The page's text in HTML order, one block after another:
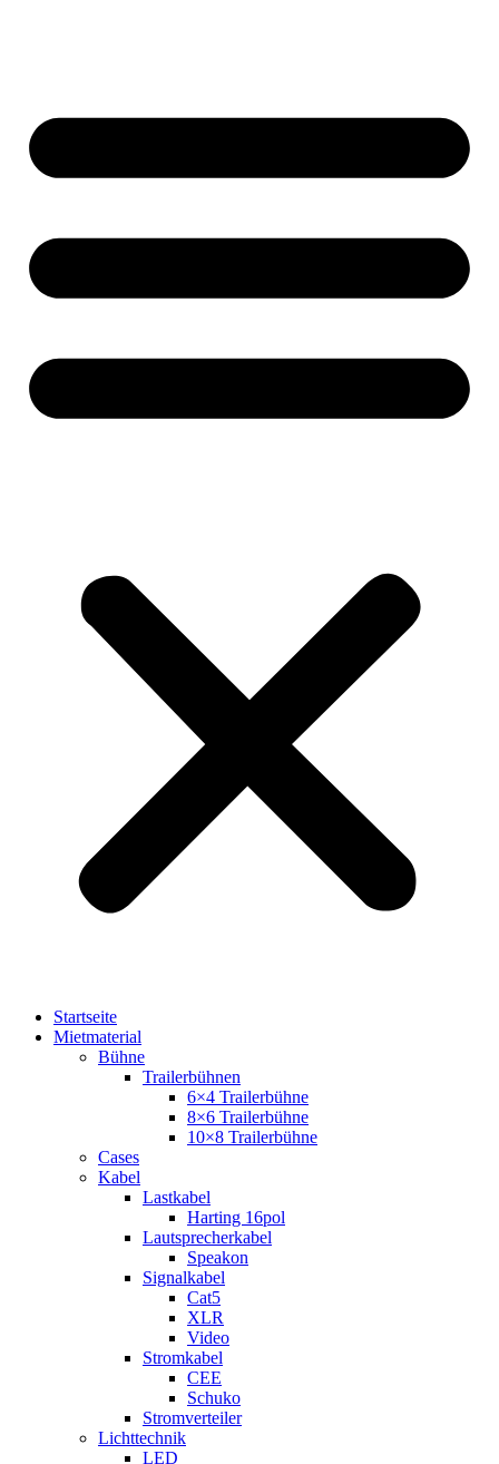
Startseite
Mietmaterial
Bühne
Trailerbühnen
6×4 Trailerbühne
8×6 Trailerbühne
10×8 Trailerbühne
Cases
Kabel
Lastkabel
Harting 16pol
Lautsprecherkabel
Speakon
Signalkabel
Cat5
XLR
Video
Stromkabel
CEE
Schuko
Stromverteiler
Lichttechnik
LED